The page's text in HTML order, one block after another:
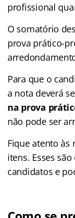
profissional
O somatório
prova prático-
Para que o
a nota deverá
na prova
não pode ser
Fique atento às
itens. Esses
candidatos e